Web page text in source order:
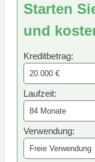
Starten
und
Kreditbetrag:
Laufzeit:
Verwendung: